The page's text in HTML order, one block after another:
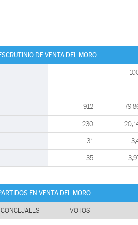
DE VENTA DEL MORO
912
230
31
35
EN VENTA DEL MORO
CONCEJALES VOTOS